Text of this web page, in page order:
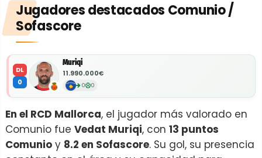
Jugadores destacados Comunio /
Sofascore
DL
0
Muriqi
11.990.000€
0 0
En el RCD Mallorca, el jugador más valorado en
Comunio fue Vedat Muriqi, con 13 puntos
Comunio y 8.2 en Sofascore. Su gol, su presencia